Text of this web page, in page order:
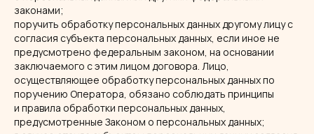
законами;
поручить обработку персональных данных другому лицу с
согласия субъекта персональных данных, если иное не
предусмотрено федеральным законом, на основании
заключаемого с этим лицом договора. Лицо,
осуществляющее обработку персональных данных по
поручению Оператора, обязано соблюдать принципы
и правила обработки персональных данных,
предусмотренные Законом о персональных данных;